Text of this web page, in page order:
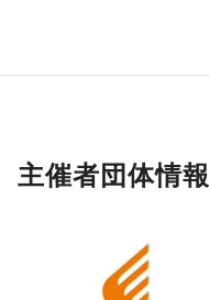
主催者団体情報